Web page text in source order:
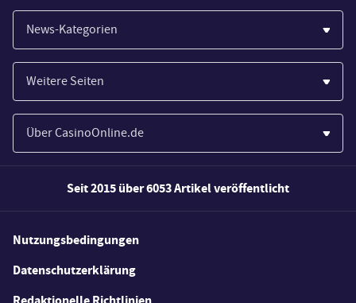
News-Kategorien
Casinos
Wirtschaft
Spiele
Weitere Seiten
Paypal Casinos
Novoline Casinos
Merkur Casinos
Casino Testberichte
Casino Bonus Angebote
Über CasinoOnline.de
Wie wir bewerten
FAQs
Seit 2015 über 6053 Artikel veröffentlicht
Nutzungsbedingungen
Datenschutzerklärung